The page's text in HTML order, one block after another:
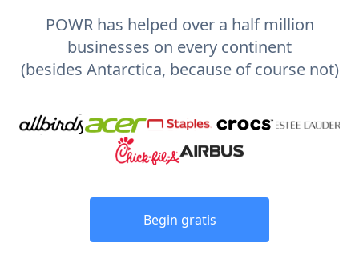
POWR has helped over a half million
businesses on every continent
(besides Antarctica, because of course not)
Begin gratis